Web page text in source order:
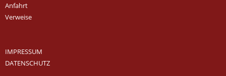
Anfahrt
Verweise
IMPRESSUM
DATENSCHUTZ